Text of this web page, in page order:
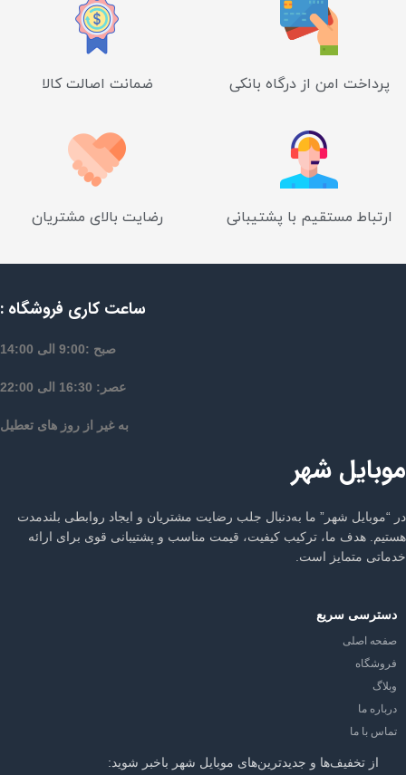
پرداخت امن از درگاه بانکی ضمانت اصالت کالا
ارتباط مستقیم با پشتیبانی رضایت بالای مشتریان
ساعت کاری فروشگاه :
صبح :9:00 الی 14:00
عصر: 16:30 الی 22:00
به غیر از روز های تعطیل
موبایل شهر
در “موبایل شهر” ما به‌دنبال جلب رضایت مشتریان و ایجاد روابطی بلندمدت
هستیم. هدف ما، ترکیب کیفیت، قیمت مناسب و پشتیبانی قوی برای ارائه
خدماتی متمایز است.
دسترسی سریع
صفحه اصلی
فروشگاه
وبلاگ
درباره ما
تماس با ما
از تخفیف‌ها و جدیدترین‌های موبایل شهر باخبر شوید: